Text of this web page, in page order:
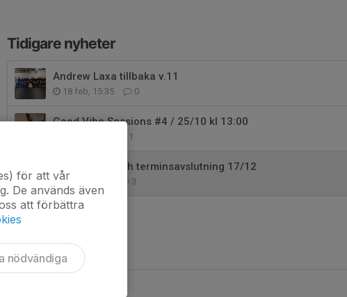
Tidigare nyheter
Andrew Laxa tillbaka v.11
18 feb, 15:35 0
Good Vibe Sessions #4 / 25/10 kl 13:00
1
Seminarium och terminsavslutning 17/12
14 dec 2022 3
för att vår
De används även
att förbättra
nödvändiga